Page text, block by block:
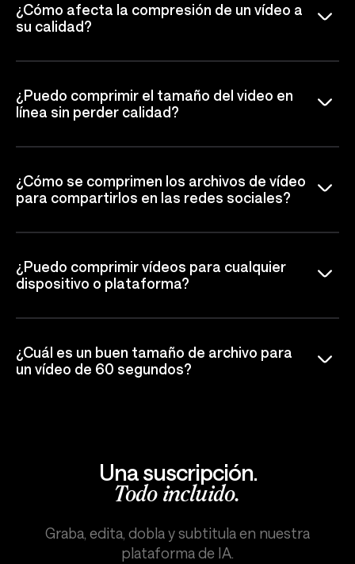
¿Cómo afecta la compresión de un vídeo a
su calidad?
¿Puedo comprimir el tamaño del video en
línea sin perder calidad?
¿Cómo se comprimen los archivos de vídeo
para compartirlos en las redes sociales?
¿Puedo comprimir vídeos para cualquier
dispositivo o plataforma?
¿Cuál es un buen tamaño de archivo para
un vídeo de 60 segundos?
Una suscripción.
Todo incluido.
Graba, edita, dobla y subtitula en nuestra
plataforma de IA.